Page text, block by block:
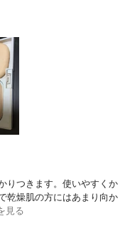
りつきます。使いやすくか
乾燥肌の方にはあまり向か
見る